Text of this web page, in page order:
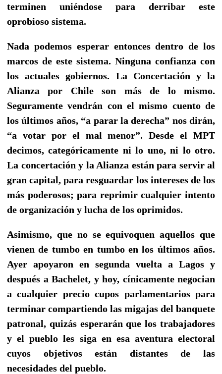
terminen uniéndose para derribar este
oprobioso sistema.
Nada podemos esperar entonces dentro de los
marcos de este sistema. Ninguna confianza con
los actuales gobiernos. La Concertación y la
Alianza por Chile son más de lo mismo.
Seguramente vendrán con el mismo cuento de
los últimos años, “a parar la derecha” nos dirán,
“a votar por el mal menor”. Desde el MPT
decimos, categóricamente ni lo uno, ni lo otro.
La concertación y la Alianza están para servir al
gran capital, para resguardar los intereses de los
más poderosos; para reprimir cualquier intento
de organización y lucha de los oprimidos.
Asimismo, que no se equivoquen aquellos que
vienen de tumbo en tumbo en los últimos años.
Ayer apoyaron en segunda vuelta a Lagos y
después a Bachelet, y hoy, cínicamente negocian
a cualquier precio cupos parlamentarios para
terminar compartiendo las migajas del banquete
patronal, quizás esperarán que los trabajadores
y el pueblo les siga en esa aventura electoral
cuyos objetivos están distantes de las
necesidades del pueblo.